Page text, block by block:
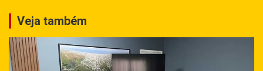
Veja também